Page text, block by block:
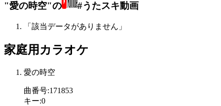
"愛の時空"の #うたスキ動画
「該当データがありません」
家庭用カラオケ
愛の時空
曲番号:171853
キー:0